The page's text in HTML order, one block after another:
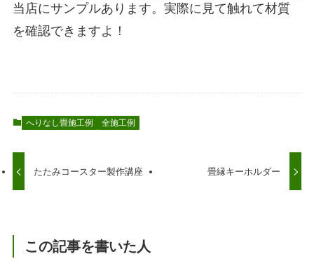
当店にサンプルあります。実際に見て触れて材質
を確認できますよ！
へりなし畳施工例 全施工例
たたみコースター製作講座 畳縁キーホルダー
この記事を書いた人